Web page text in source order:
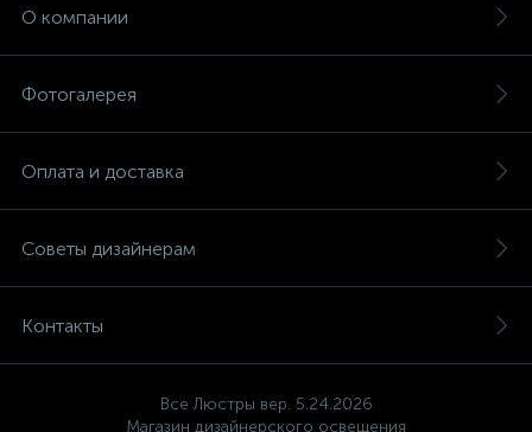
О компании
Фотогалерея
Оплата и доставка
Советы дизайнерам
Контакты
Все Люстры вер. 5.24.2026
Магазин дизайнерского освещения